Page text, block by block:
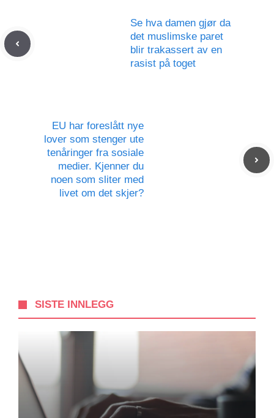
Se hva damen gjør da
det muslimske paret
blir trakassert av en
rasist på toget
EU har foreslått nye
lover som stenger ute
tenåringer fra sosiale
medier. Kjenner du
noen som sliter med
livet om det skjer?
SISTE INNLEGG